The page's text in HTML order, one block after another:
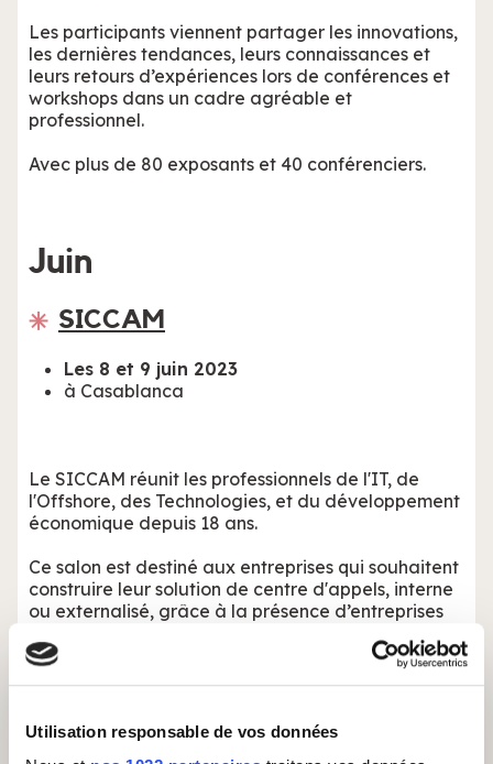
Utilisation responsable de vos données
Les participants viennent partager les innovations,
les dernières tendances, leurs connaissances et
leurs retours d’expériences lors de conférences et
workshops dans un cadre agréable et
professionnel.
Avec plus de 80 exposants et 40 conférenciers.
Juin
SICCAM
Les 8 et 9 juin 2023
à Casablanca
Le SICCAM réunit les professionnels de l'IT, de
l'Offshore, des Technologies, et du développement
économique depuis 18 ans.
Ce salon est destiné aux entreprises qui souhaitent
construire leur solution de centre d'appels, interne
ou externalisé, grâce à la présence d’entreprises
25 conférenciers
300 visiteurs professionnels